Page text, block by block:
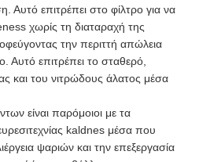
Αυτό επιτρέπει στο φίλτρο για να
χωρίς τη διαταραχή της
την περιττή απώλεια
Αυτό επιτρέπει το σταθερό,
και του νιτρώδους άλατος μέσα
είναι παρόμοιοι με τα
kaldnes μέσα που
ψαριών και την επεξεργασία